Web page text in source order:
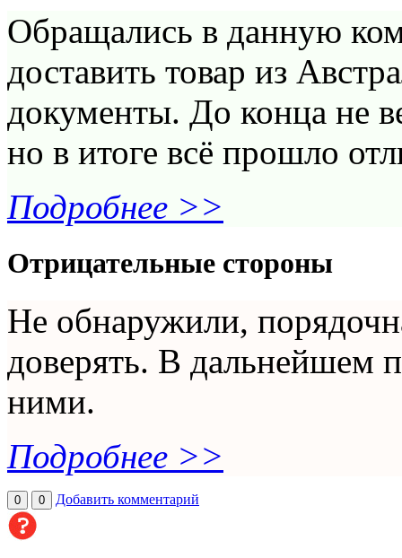
Обращались в данную
доставить товар из
документы. До конца не
но в итоге всё прошло
Подробнее >>
Отрицательные стороны
Не обнаружили,
доверять. В дальнейшем
ними.
Подробнее >>
0 0 Добавить комментарий